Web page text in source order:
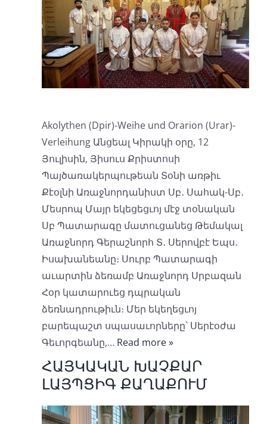
Akolythen (Dpir)-Weihe und Orarion (Urar)-
Verleihung Անցեալ Կիրակի օրը, 12
Յուլիսին, Յիսուս Քրիստոսի
Պայծառակերպութեան Տօնի առթիւ
Քէօլնի Առաջնորդանիստ Սբ․ Սահակ-Սբ․
Մեսրոպ Մայր եկեցեցւոյ մէջ տօնական
Սբ Պատարագը մատուցանեց Թեմակալ
Առաջնորդ Գերաշնորհ Տ․ Սերովբէ Եպս․
Իսախանեանը։ Սուրբ Պատարագի
աւարտին ձեռամբ Առաջնորդ Սրբազան
Հօր կատարուեց դպրական
ձեռնադրութիւն։ Մեր եկեղեցւոյ
բարեպաշտ սպասաւորները` Սերէօժա
Գեւորգեանը,… Read more »
ՀԱՅԿԱԿԱՆ ԽԱՉՔԱՐ
ԼԱՅՊՑԻԳ ՔԱՂԱՔՈՒՄ